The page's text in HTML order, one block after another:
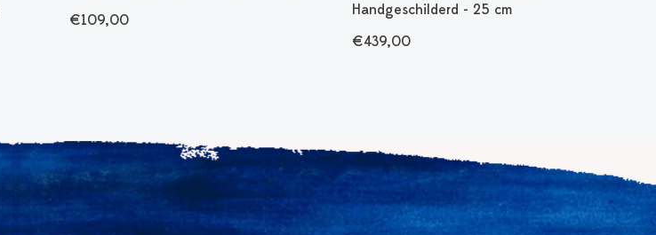
€109,00
Handgeschilderd - 25 cm
€439,00